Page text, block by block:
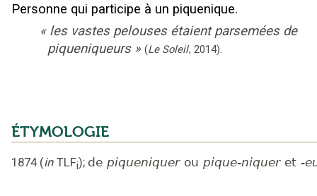
Personne qui participe à un piquenique.
« les vastes pelouses étaient parsemées de
piqueniqueurs » (Le Soleil, 2014).
ÉTYMOLOGIE
1874 (in TLFi); de piqueniquer ou pique-niquer et -